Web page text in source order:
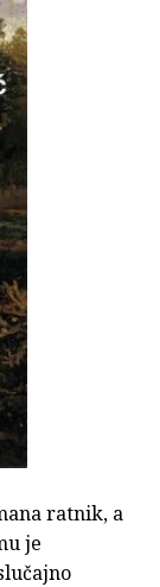
ratnik, a
je